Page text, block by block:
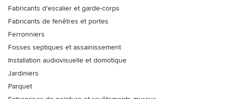
Fabricants d'escalier et garde-corps
Fabricants de fenêtres et portes
Ferronniers
Fosses septiques et assainissement
Installation audiovisuelle et domotique
Jardiniers
Parquet